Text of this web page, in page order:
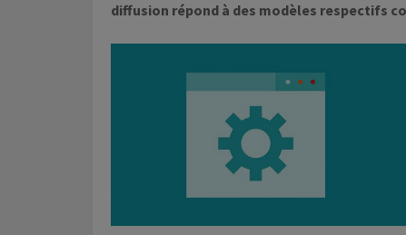
diffusion répond à des modèles respectifs